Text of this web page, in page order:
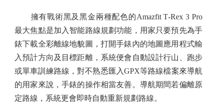
擁有戰術黑及黑金兩種配色的Amazfit T‑Rex 3 Pro
最大焦點是加入智能路線規劃功能，用家只要預先為手
錶下載全彩離線地貌圖，打開手錶內的地圖應用程式輸
入預計方向及目標距離，系統便會自動設計行山、跑步
或單車訓練路線，對不熟悉匯入GPX等路線檔案來導航
的用家來說，手錶的操作相當友善。導航期間若偏離原
定路線，系統更會即時自動重新規劃路線。